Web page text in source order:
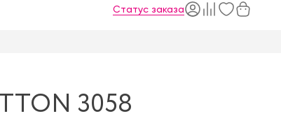
Статус заказа
3058